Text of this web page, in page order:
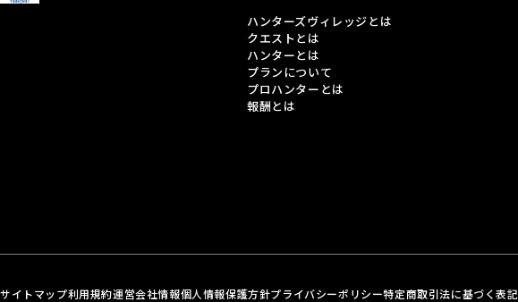
ハンターズヴィレッジとは
クエストとは
ハンターとは
プランについて
プロハンターとは
報酬とは
サイトマップ利用規約運営会社情報個人情報保護方針プライバシーポリシー特定商取引法に基づく表記